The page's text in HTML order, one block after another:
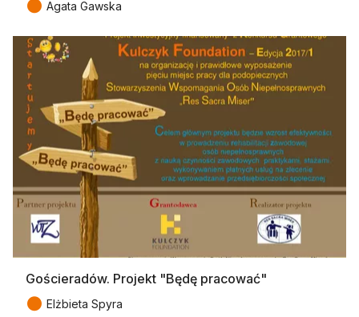
● Agata Gawska
Gościeradów. Projekt "Będę pracować"
● Elżbieta Spyra